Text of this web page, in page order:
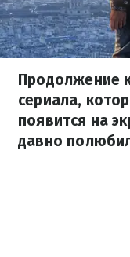
Продолжение
сериала,
появится на
давно